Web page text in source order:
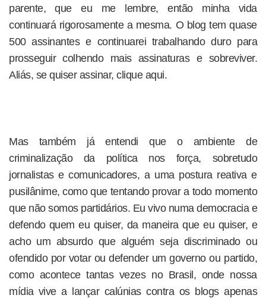
parente, que eu me lembre, então minha vida
continuará rigorosamente a mesma. O blog tem quase
500 assinantes e continuarei trabalhando duro para
prosseguir colhendo mais assinaturas e sobreviver.
Aliás, se quiser assinar, clique aqui.
Mas também já entendi que o ambiente de
criminalização da política nos força, sobretudo
jornalistas e comunicadores, a uma postura reativa e
pusilânime, como que tentando provar a todo momento
que não somos partidários. Eu vivo numa democracia e
defendo quem eu quiser, da maneira que eu quiser, e
acho um absurdo que alguém seja discriminado ou
ofendido por votar ou defender um governo ou partido,
como acontece tantas vezes no Brasil, onde nossa
mídia vive a lançar calúnias contra os blogs apenas